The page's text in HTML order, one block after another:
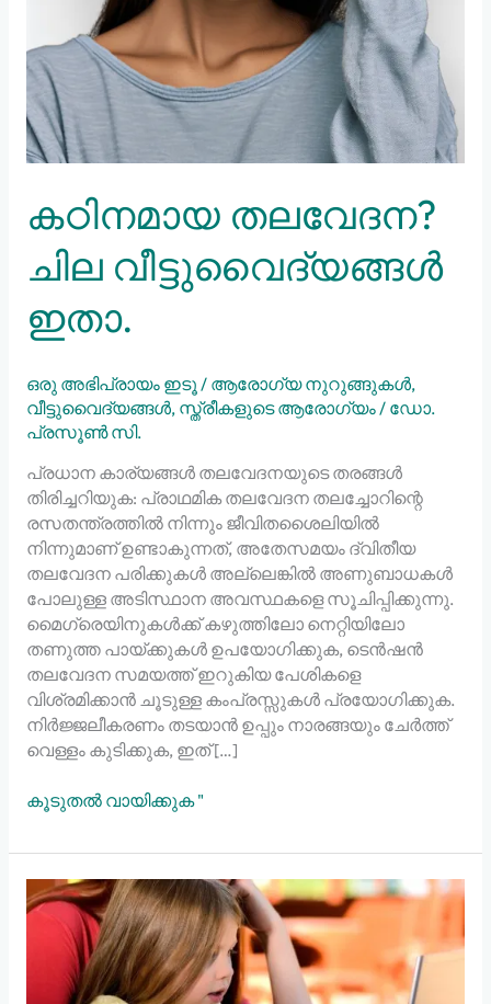
കഠിനമായ തലവേദന?
ചില വീട്ടുവൈദ്യങ്ങൾ
ഇതാ.
ഒരു അഭിപ്രായം ഇടൂ / ആരോഗ്യ നുറുങ്ങുകൾ,
വീട്ടുവൈദ്യങ്ങൾ, സ്ത്രീകളുടെ ആരോഗ്യം/ ഡോ.
പ്രസൂൺ സി.
പ്രധാന കാര്യങ്ങൾ തലവേദനയുടെ തരങ്ങൾ
തിരിച്ചറിയുക: പ്രാഥമിക തലവേദന തലച്ചോറിന്റെ
രസതന്ത്രത്തിൽ നിന്നും ജീവിതശൈലിയിൽ
നിന്നുമാണ് ഉണ്ടാകുന്നത്, അതേസമയം ദ്വിതീയ
തലവേദന പരിക്കുകൾ അല്ലെങ്കിൽ അണുബാധകൾ
പോലുള്ള അടിസ്ഥാന അവസ്ഥകളെ സൂചിപ്പിക്കുന്നു.
മൈഗ്രെയിനുകൾക്ക് കഴുത്തിലോ നെറ്റിയിലോ
തണുത്ത പായ്ക്കുകൾ ഉപയോഗിക്കുക, ടെൻഷൻ
തലവേദന സമയത്ത് ഇറുകിയ പേശികളെ
വിശ്രമിക്കാൻ ചൂടുള്ള കംപ്രസ്സുകൾ പ്രയോഗിക്കുക.
നിർജ്ജലീകരണം തടയാൻ ഉപ്പും നാരങ്ങയും ചേർത്ത്
വെള്ളം കുടിക്കുക, ഇത് […]
കൂടുതൽ വായിക്കുക "
കുട്ടികൾക്കും
കുഞ്ഞുങ്ങൾക്കും
പനിക്കുള്ള
വീട്ടുവൈദ്യം
(പാരസെറ്റമോൾ